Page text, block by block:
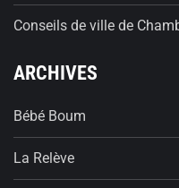
Conseils de ville de
ARCHIVES
Bébé Boum
La Relève